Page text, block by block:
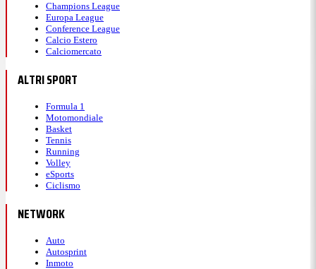
Champions League
Europa League
Conference League
Calcio Estero
Calciomercato
ALTRI SPORT
Formula 1
Motomondiale
Basket
Tennis
Running
Volley
eSports
Ciclismo
NETWORK
Auto
Autosprint
Inmoto